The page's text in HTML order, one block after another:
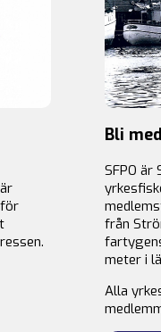
Bli
SFPO
från
meter i
Alla